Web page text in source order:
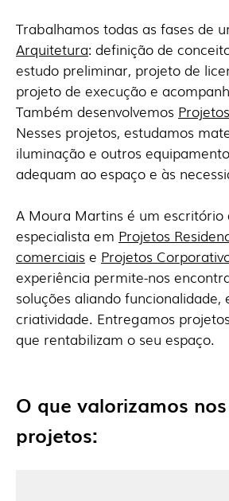
Trabalhamos todas as fases de
Arquitetura: definição de
estudo preliminar, projeto de
projeto de execução e
Também desenvolvemos
Nesses projetos, estudamos
iluminação e outros
adequam ao espaço e às
A Moura Martins é um
especialista em Projetos
comerciais e Projetos
experiência permite-nos
soluções aliando funcionalidade,
criatividade. Entregamos
que rentabilizam o seu espaço.
O que valorizamos
projetos: